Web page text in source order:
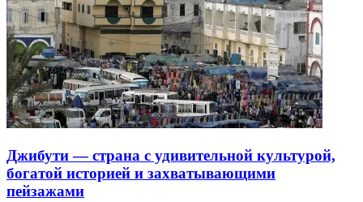
Джибути — страна с удивительной культурой,
богатой историей и захватывающими
пейзажами